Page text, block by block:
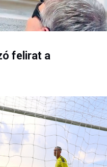
felirat a